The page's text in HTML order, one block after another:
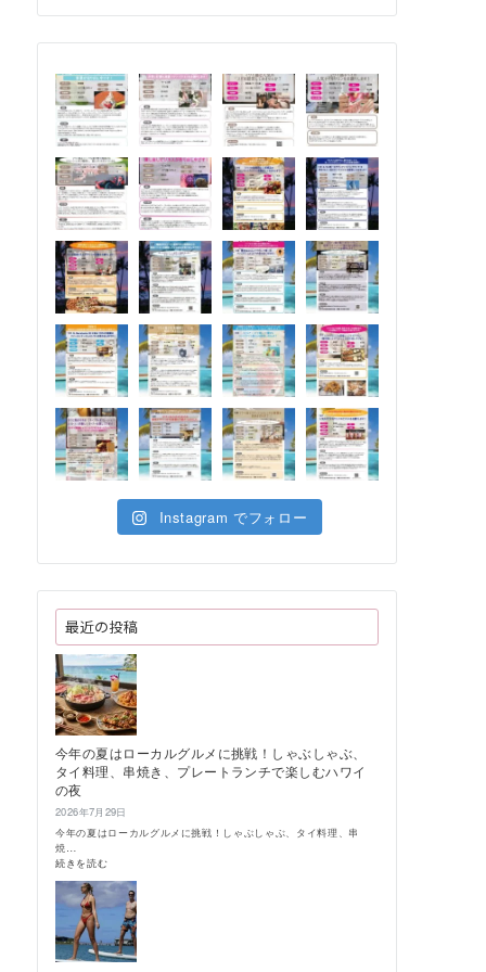
Instagram でフォロー
最近の投稿
今年の夏はローカルグルメに挑戦！しゃぶしゃぶ、
タイ料理、串焼き、プレートランチで楽しむハワイ
の夜
2026年7月29日
今年の夏はローカルグルメに挑戦！しゃぶしゃぶ、タイ料理、串
焼…
続きを読む:
年
の
は
ロ